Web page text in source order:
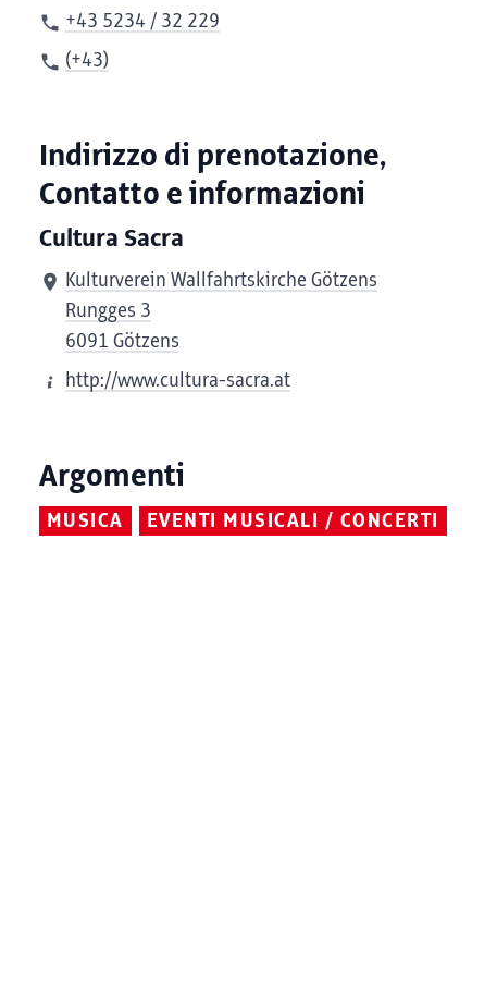
+43 5234 / 32 229
(+43)
Indirizzo di prenotazione,
Contatto e informazioni
Cultura Sacra
Kulturverein Wallfahrtskirche Götzens
Rungges 3
6091 Götzens
http://www.cultura-sacra.at
Argomenti
MUSICA EVENTI MUSICALI / CONCERTI